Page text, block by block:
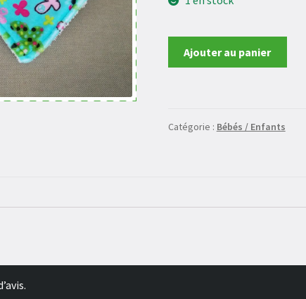
Ajouter au panier
Catégorie : Bébés / Enfants